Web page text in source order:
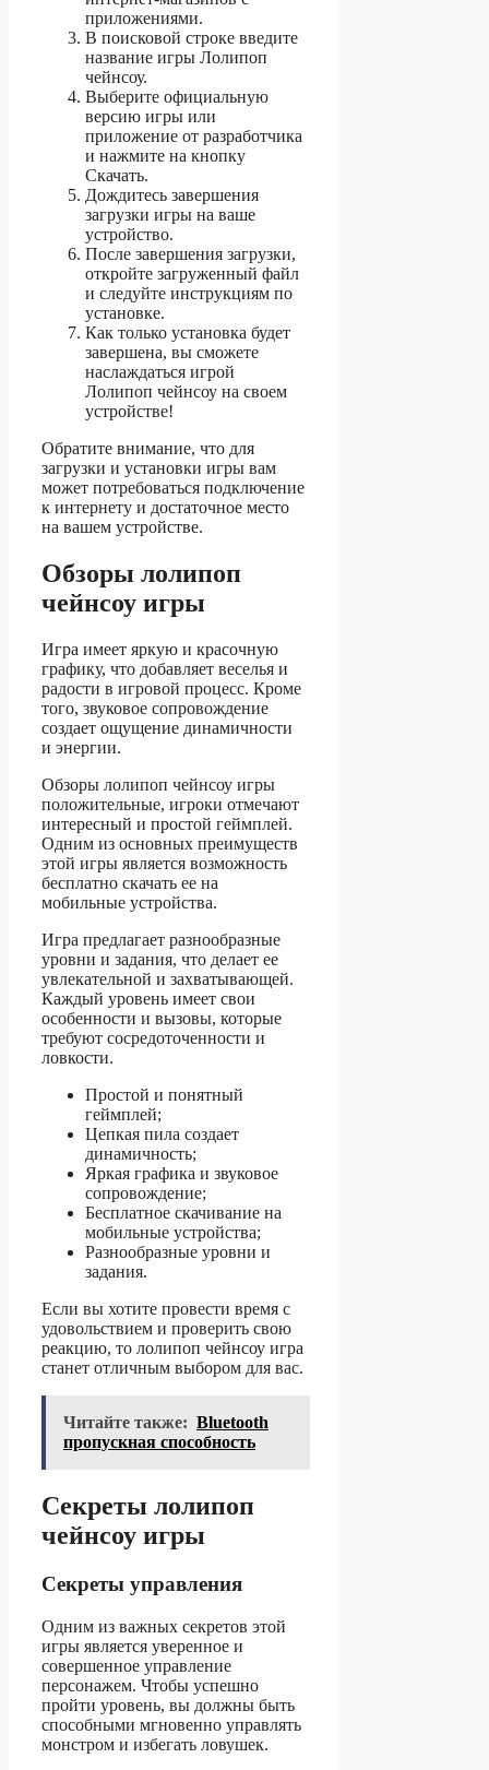
приложениями.
В поисковой строке введите
название игры Лолипоп
чейнсоу.
Выберите официальную
версию игры или
приложение от разработчика
и нажмите на кнопку
Скачать.
Дождитесь завершения
загрузки игры на ваше
устройство.
После завершения загрузки,
откройте загруженный файл
и следуйте инструкциям по
установке.
Как только установка будет
завершена, вы сможете
наслаждаться игрой
Лолипоп чейнсоу на своем
устройстве!
Обратите внимание, что для
загрузки и установки игры вам
может потребоваться подключение
к интернету и достаточное место
на вашем устройстве.
Обзоры лолипоп
чейнсоу игры
Игра имеет яркую и красочную
графику, что добавляет веселья и
радости в игровой процесс. Кроме
того, звуковое сопровождение
создает ощущение динамичности
и энергии.
Обзоры лолипоп чейнсоу игры
положительные, игроки отмечают
интересный и простой геймплей.
Одним из основных преимуществ
этой игры является возможность
бесплатно скачать ее на
мобильные устройства.
Игра предлагает разнообразные
уровни и задания, что делает ее
увлекательной и захватывающей.
Каждый уровень имеет свои
особенности и вызовы, которые
требуют сосредоточенности и
ловкости.
Простой и понятный
геймплей;
Цепкая пила создает
динамичность;
Яркая графика и звуковое
сопровождение;
Бесплатное скачивание на
мобильные устройства;
Разнообразные уровни и
задания.
Если вы хотите провести время с
удовольствием и проверить свою
реакцию, то лолипоп чейнсоу игра
станет отличным выбором для вас.
Читайте также: Bluetooth
пропускная способность
Секреты лолипоп
чейнсоу игры
Секреты управления
Одним из важных секретов этой
игры является уверенное и
совершенное управление
персонажем. Чтобы успешно
пройти уровень, вы должны быть
способными мгновенно управлять
монстром и избегать ловушек.